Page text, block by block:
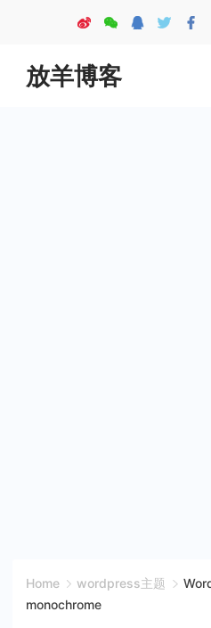
content
放羊博客
Home wordpress主题
monochrome